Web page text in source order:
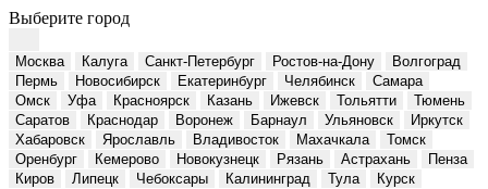
Выберите город
Москва Калуга Санкт-Петербург Ростов-на-Дону
Волгоград
Пермь
Новосибирск Екатеринбург Челябинск
Самара
Омск
Уфа Красноярск Казань Ижевск Тольятти
Тюмень
Саратов
Краснодар Воронеж Барнаул Ульяновск
Иркутск
Хабаровск
Ярославль Владивосток Махачкала
Томск
Оренбург
Кемерово Новокузнецк Рязань Астрахань
Пенза
Киров
Липецк Чебоксары Калининград Тула
Курск